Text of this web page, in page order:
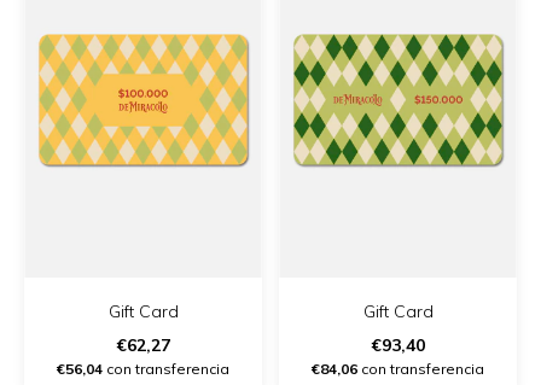
Gift Card
€62,27
€56,04 con transferencia
Gift Card
€93,40
€84,06 con transferencia